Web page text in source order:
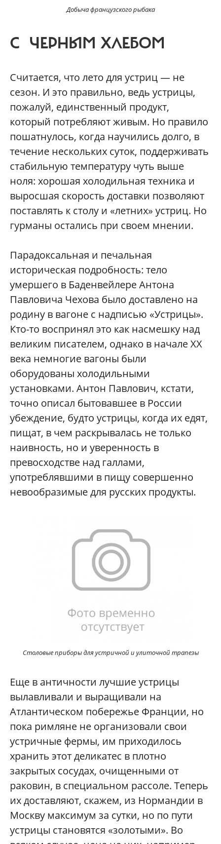
Добыча французского рыбака
С ЧЕРНЫМ ХЛЕБОМ
Считается, что лето для устриц — не
сезон. И это правильно, ведь устрицы,
пожалуй, единственный продукт,
который потребляют живым. Но правило
пошатнулось, когда научились долго, в
течение нескольких суток, поддерживать
стабильную температуру чуть выше
ноля: хорошая холодильная техника и
выросшая скорость доставки позволяют
поставлять к столу и «летних» устриц. Но
гурманы остались при своем мнении.
Парадоксальная и печальная
историческая подробность: тело
умершего в Баденвейлере Антона
Павловича Чехова было доставлено на
родину в вагоне с надписью «Устрицы».
Кто-то воспринял это как насмешку над
великим писателем, однако в начале XX
века немногие вагоны были
оборудованы холодильными
установками. Антон Павлович, кстати,
точно описал бытовавшее в России
убеждение, будто устрицы, когда их едят,
пищат, в чем раскрывалась не только
наивность, но и уверенность в
превосходстве над галлами,
употреблявшими в пищу совершенно
невообразимые для русских продукты.
Столовые приборы для устричной и улиточной трапезы
Еще в античности лучшие устрицы
вылавливали и выращивали на
Атлантическом побережье Франции, но
пока римляне не организовали свои
устричные фермы, им приходилось
хранить этот деликатес в плотно
закрытых сосудах, очищенными от
раковин, в специальном рассоле. Теперь
их доставляют, скажем, из Нормандии в
Москву максимум за сутки, но по пути
устрицы становятся «золотыми». Во